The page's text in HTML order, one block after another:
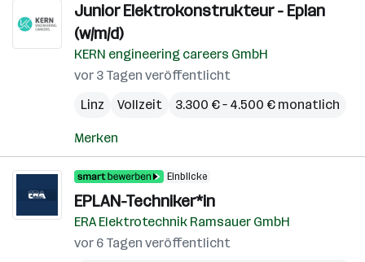
Junior Elektrokonstrukteur - Eplan
(w/m/d)
KERN engineering careers GmbH
vor 3 Tagen veröffentlicht
Linz
Vollzeit 3.300 € – 4.500 € monatlich
Merken
Einblicke
EPLAN-Techniker*in
ERA Elektrotechnik Ramsauer GmbH
vor 6 Tagen veröffentlicht